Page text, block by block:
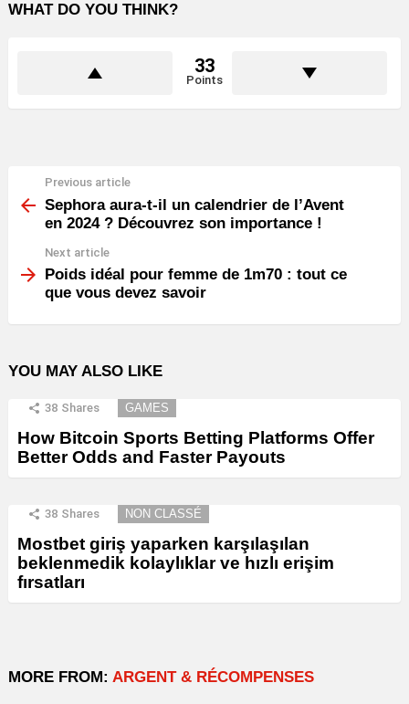
WHAT DO YOU THINK?
33
Points
more
Previous article
Sephora aura-t-il un calendrier de l’Avent
en 2024 ? Découvrez son importance !
Next article
Poids idéal pour femme de 1m70 : tout ce
que vous devez savoir
YOU MAY ALSO LIKE
38 Shares GAMES
How Bitcoin Sports Betting Platforms Offer
Better Odds and Faster Payouts
38 Shares NON CLASSÉ
Mostbet giriş yaparken karşılaşılan
beklenmedik kolaylıklar ve hızlı erişim
fırsatları
MORE FROM: ARGENT & RÉCOMPENSES